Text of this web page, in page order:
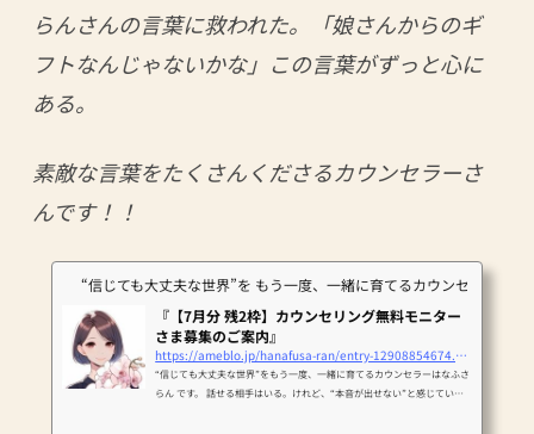
らんさんの言葉に救われた。「娘さんからのギ
フトなんじゃないかな」この言葉がずっと心に
ある。
素敵な言葉をたくさんくださるカウンセラーさ
んです！！
“信じても大丈夫な世界”を もう一度、一緒に育てるカウンセラー 英
『【7月分 残2枠】カウンセリング無料モニター
さま募集のご案内』
https://ameblo.jp/hanafusa-ran/entry-12908854674.html
“信じても大丈夫な世界”をもう一度、一緒に育てるカウンセラーはなふさ
らん です。 話せる相手はいる。けれど、“本音が出せない”と感じている